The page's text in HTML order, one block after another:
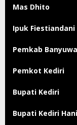
Mas Dhito
Ipuk Fiestiandani
Pemkab
Pemkot Kediri
Bupati Kediri
Bupati Kediri